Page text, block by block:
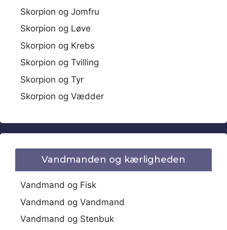
Skorpion og Jomfru
Skorpion og Løve
Skorpion og Krebs
Skorpion og Tvilling
Skorpion og Tyr
Skorpion og Vædder
Vandmanden og kærligheden
Vandmand og Fisk
Vandmand og Vandmand
Vandmand og Stenbuk